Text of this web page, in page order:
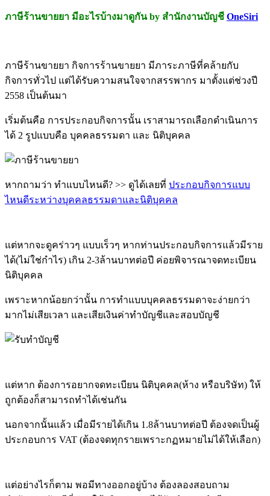
ภาษีร้านขายยา มีอะไรบ้างมาดูกัน by สำนักงานบัญชี OneSiri
ภาษีร้านขายยา กิจการร้านขายยา มีภาระภาษีที่คล้ายกับ
กิจการทั่วไป แต่ได้รับความสนใจจากสรรพากร มาตั้งแต่ช่วงปี
2558 เป็นต้นมา
เริ่มต้นคือ การประกอบกิจการนั้น เราสามารถเลือกดำเนินการ
ได้ 2 รูปแบบคือ บุคคลธรรมดา และ นิติบุคคล
หากถามว่า ทำแบบไหนดี? >> ดูได้เลยที่ ประกอบกิจการแบบ
ไหนดีระหว่างบุคคลธรรมดาและนิติบุคคล
แต่หากจะดูคร่าวๆ แบบเร็วๆ หากท่านประกอบกิจการแล้วมีราย
ได้(ไม่ใช่กำไร) เกิน 2-3ล้านบาทต่อปี ค่อยพิจารณาจดทะเบียน
นิติบุคคล
เพราะหากน้อยกว่านั้น การทำแบบบุคคลธรรมดาจะง่ายกว่า
มากไม่เสียเวลา และเสียเงินค่าทำบัญชีและสอบบัญชี
แต่หาก ต้องการอยากจดทะเบียน นิติบุคคล(ห้าง หรือบริษัท) ให้
ถูกต้องก็สามารถทำได้เช่นกัน
นอกจากนั้นแล้ว เมื่อมีรายได้เกิน 1.8ล้านบาทต่อปี ต้องจดเป็นผู้
ประกอบการ VAT (ต้องจดทุกรายเพราะกฏหมายไม่ได้ให้เลือก)
แต่อย่างไรก็ตาม พอมีทางออกอยู่บ้าง ต้องลองสอบถาม